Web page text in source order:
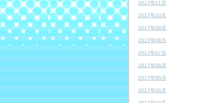
2017年11月
2017年10月
2017年09月
2017年08月
2017年07月
2017年06月
2017年05月
2017年04月